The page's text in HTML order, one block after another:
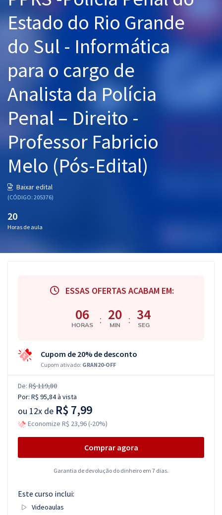
Graduação
Mentorias
Questões grátis
Conteúdo gratuito
Blog
Aprovados
Atendimento
Estado do Rio Grande
do Sul - Informática
para o cargo de
Analista da Polícia
Penal – Direito -
Professor Fabricio
Melo (Pós-Edital)
Baixar edital
(CÓDIGO: 205376)
20
Horas de aula
ESSAS OFERTAS ACABAM EM:
06
HORAS : 20
MIN : 33
SEG
Cupom de 20% de desconto
Cupom ativado: GRAN20-OFF
De: R$ 119,80
Por: R$ 95,84à vista
ou 12x de R$ 7,99
Economize R$ 23,96 (-20%)
Comprar agora
Garantia de devolução do dinheiro em 7 dias.
Este curso inclui:
Videoaulas